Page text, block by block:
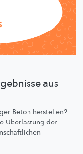
aus
Beton herstellen?
Überlastung der